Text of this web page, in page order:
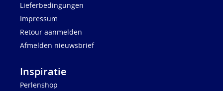
Lieferbedingungen
Impressum
Retour aanmelden
Afmelden nieuwsbrief
Inspiratie
Perlenshop